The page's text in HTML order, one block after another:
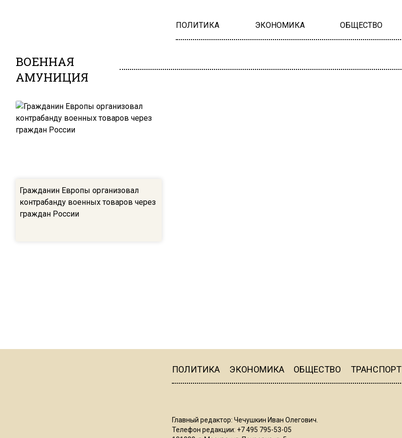
ПОЛИТИКА ЭКОНОМИКА ОБЩЕСТВО
ВОЕННАЯ
АМУНИЦИЯ
Гражданин Европы организовал
контрабанду военных товаров через
граждан России
ПОЛИТИКА ЭКОНОМИКА ОБЩЕСТВО ТРАНСПОРТ
Главный редактор: Чечушкин Иван Олегович.
Телефон редакции: +7 495 795-53-05